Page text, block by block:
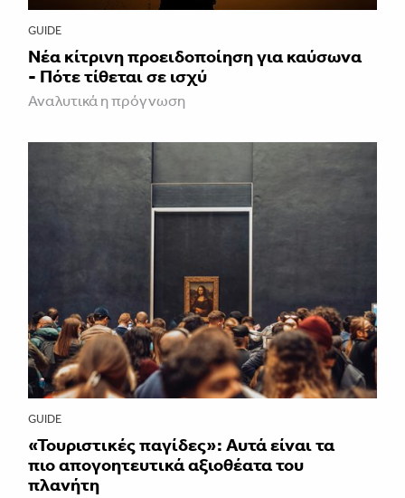
GUIDE
Νέα κίτρινη προειδοποίηση για καύσωνα
- Πότε τίθεται σε ισχύ
Αναλυτικά η πρόγνωση
GUIDE
«Τουριστικές παγίδες»: Αυτά είναι τα
πιο απογοητευτικά αξιοθέατα του
πλανήτη